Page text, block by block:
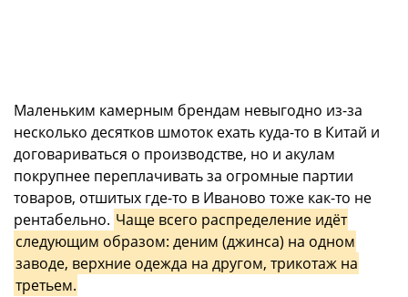
Маленьким камерным брендам невыгодно из-за
несколько десятков шмоток ехать куда-то в Китай и
договариваться о производстве, но и акулам
покрупнее переплачивать за огромные партии
товаров, отшитых где-то в Иваново тоже как-то не
рентабельно. Чаще всего распределение идёт
следующим образом: деним (джинса) на одном
заводе, верхние одежда на другом, трикотаж на
третьем.